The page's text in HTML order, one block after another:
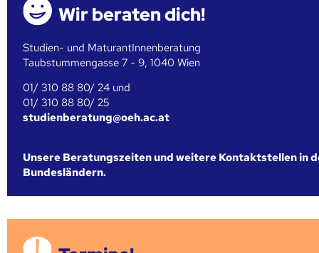
Wir beraten dich!
Studien- und MaturantInnenberatung
Taubstummengasse 7 - 9, 1040 Wien
01/ 310 88 80/ 24 und
01/ 310 88 80/ 25
studienberatung@oeh.ac.at
Unsere Beratungszeiten und weitere Kontaktstellen in
Bundesländern.